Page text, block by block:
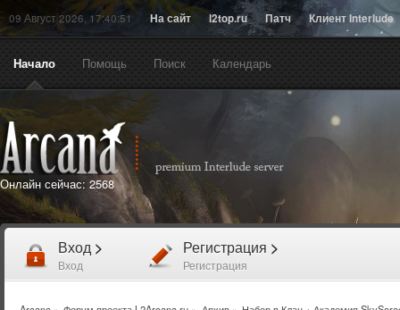
09 Август 2026, 17:40:51 На сайт l2top.ru Патч Клиент Interlude
Начало Помощь Поиск Календарь
Онлайн сейчас: 2568
Вход >
Вход
Регистрация >
Регистрация